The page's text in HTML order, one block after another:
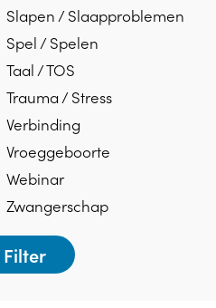
Slapen / Slaapproblemen
Spel / Spelen
Taal / TOS
Trauma / Stress
Verbinding
Vroeggeboorte
Webinar
Zwangerschap